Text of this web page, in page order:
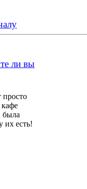
ли вы
кафе
была
их есть!